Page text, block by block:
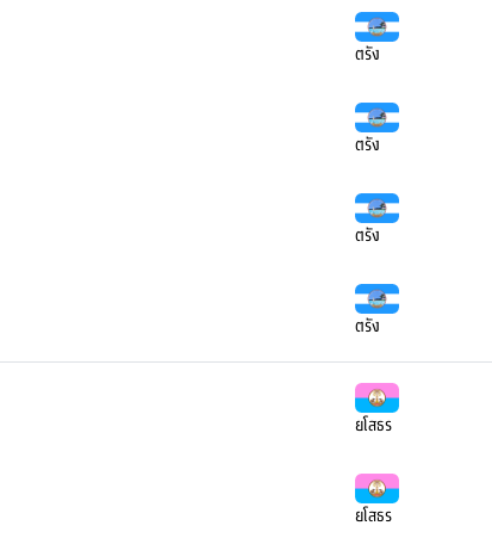
ตรัง
ตรัง
ตรัง
ตรัง
ยโสธร
ยโสธร